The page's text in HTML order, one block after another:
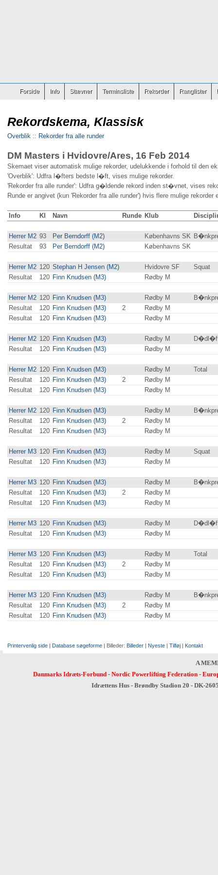
Forside Info Stævner Terminsliste Rekorder Ranglister
Rekordskema, Klassisk
Overblik :: Rekorder fra alle runder
DM Masters i Hvidovre/Ares, 16 Feb 2014
Skemaet viser automatisk mulige rekorder, udelukkende i forhold til den
'Overblik': Udfra l�fters bedste l�ft, vises mulige rekorder.
'Rekorder fra alle runder': Udfra g�ldende rekord inden st�vnet, vises
Runde er angivet (kun 'Rekorder fra alle runder') hvis flere mulige
Info Kl Navn Runde Klub
Herrer M2 93 Per Berndorff (M2) Københavns SK
Resultat
93 Per Berndorff (M2) Københavns SK
Herrer M2 120 Stephan H Jensen (M2) Hvidovre SF
Squat
Resultat
120 Finn Knudsen (M3) Rødby M
Herrer M2 120 Finn Knudsen (M3) Rødby M
Resultat
120 Finn Knudsen (M3) 2
Rødby M
Resultat
120 Finn Knudsen (M3) Rødby M
Herrer M2 120 Finn Knudsen (M3) Rødby M
Resultat
120 Finn Knudsen (M3) Rødby M
Herrer M2 120 Finn Knudsen (M3) Rødby M
Total
Resultat
120 Finn Knudsen (M3) 2
Rødby M
Resultat
120 Finn Knudsen (M3) Rødby M
Herrer M2 120 Finn Knudsen (M3) Rødby M
Resultat
120 Finn Knudsen (M3) 2
Rødby M
Resultat
120 Finn Knudsen (M3) Rødby M
Herrer M3 120 Finn Knudsen (M3) Rødby M
Squat
Resultat
120 Finn Knudsen (M3) Rødby M
Herrer M3 120 Finn Knudsen (M3) Rødby M
Resultat
120 Finn Knudsen (M3) 2
Rødby M
Resultat
120 Finn Knudsen (M3) Rødby M
Herrer M3 120 Finn Knudsen (M3) Rødby M
Resultat
120 Finn Knudsen (M3) Rødby M
Herrer M3 120 Finn Knudsen (M3) Rødby M
Total
Resultat
120 Finn Knudsen (M3) 2
Rødby M
Resultat
120 Finn Knudsen (M3) Rødby M
Herrer M3 120 Finn Knudsen (M3) Rødby M
Resultat
120 Finn Knudsen (M3) 2
Rødby M
Resultat
120 Finn Knudsen (M3) Rødby M
Printervenlig side | Database søgeforme | Billeder: Billeder | Nyeste | Tilføj | Kontakt
A
Danmarks Idræts-Forbund- Nordic Powerlifting Federation-
Idrættens Hus - Brøndby Stadion 20 - DK-